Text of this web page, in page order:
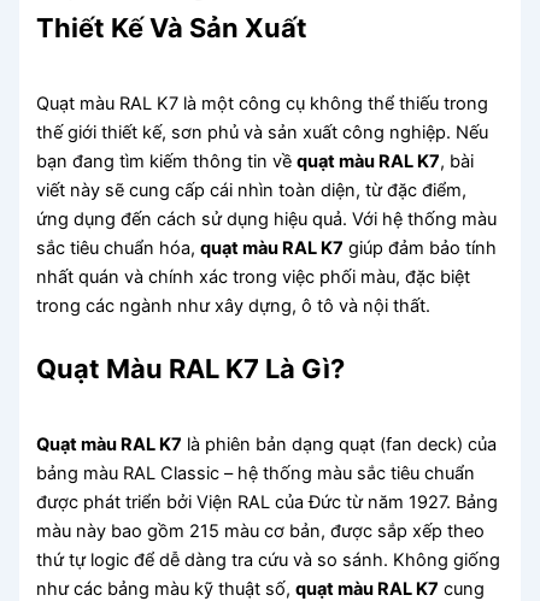
Thiết Kế Và Sản Xuất
Quạt màu RAL K7 là một công cụ không thể thiếu trong
thế giới thiết kế, sơn phủ và sản xuất công nghiệp. Nếu
bạn đang tìm kiếm thông tin vềquạt màu RAL K7, bài
viết này sẽ cung cấp cái nhìn toàn diện, từ đặc điểm,
ứng dụng đến cách sử dụng hiệu quả. Với hệ thống màu
sắc tiêu chuẩn hóa,quạt màu RAL K7 giúp đảm bảo tính
nhất quán và chính xác trong việc phối màu, đặc biệt
trong các ngành như xây dựng, ô tô và nội thất.
Quạt Màu RAL K7 Là Gì?
Quạt màu RAL K7 là phiên bản dạng quạt (fan deck) của
bảng màu RAL Classic – hệ thống màu sắc tiêu chuẩn
được phát triển bởi Viện RAL của Đức từ năm 1927. Bảng
màu này bao gồm 215 màu cơ bản, được sắp xếp theo
thứ tự logic để dễ dàng tra cứu và so sánh. Không giống
như các bảng màu kỹ thuật số,quạt màu RAL K7 cung